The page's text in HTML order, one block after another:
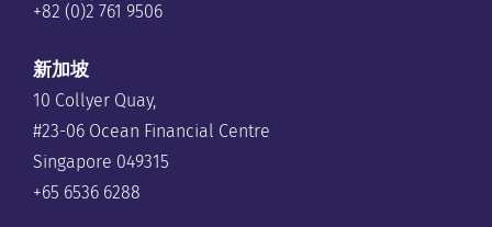
+82 (0)2 761 9506
新加坡
10 Collyer Quay,
#23-06 Ocean Financial Centre
Singapore 049315
+65 6536 6288